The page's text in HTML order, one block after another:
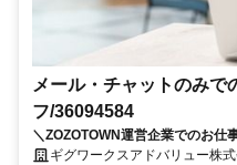
メール・チャットのみで
フ/36094584
＼ZOZOTOWN運営企業でのお仕
しゃれオフィスでコツコツと働
ギグワークスアドバリュー株